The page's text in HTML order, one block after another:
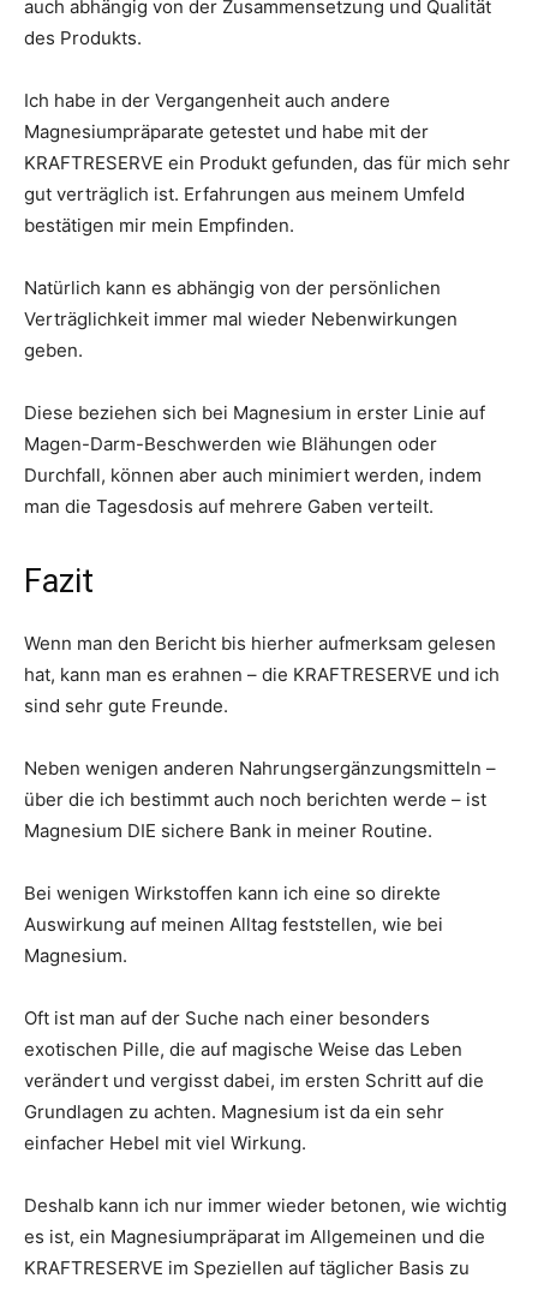
auch abhängig von der Zusammensetzung und Qualität
des Produkts.
Ich habe in der Vergangenheit auch andere
Magnesiumpräparate getestet und habe mit der
KRAFTRESERVE ein Produkt gefunden, das für mich sehr
gut verträglich ist. Erfahrungen aus meinem Umfeld
bestätigen mir mein Empfinden.
Natürlich kann es abhängig von der persönlichen
Verträglichkeit immer mal wieder Nebenwirkungen
geben.
Diese beziehen sich bei Magnesium in erster Linie auf
Magen-Darm-Beschwerden wie Blähungen oder
Durchfall, können aber auch minimiert werden, indem
man die Tagesdosis auf mehrere Gaben verteilt.
Fazit
Wenn man den Bericht bis hierher aufmerksam gelesen
hat, kann man es erahnen – die KRAFTRESERVE und ich
sind sehr gute Freunde.
Neben wenigen anderen Nahrungsergänzungsmitteln –
über die ich bestimmt auch noch berichten werde – ist
Magnesium DIE sichere Bank in meiner Routine.
Bei wenigen Wirkstoffen kann ich eine so direkte
Auswirkung auf meinen Alltag feststellen, wie bei
Magnesium.
Oft ist man auf der Suche nach einer besonders
exotischen Pille, die auf magische Weise das Leben
verändert und vergisst dabei, im ersten Schritt auf die
Grundlagen zu achten. Magnesium ist da ein sehr
einfacher Hebel mit viel Wirkung.
Deshalb kann ich nur immer wieder betonen, wie wichtig
es ist, ein Magnesiumpräparat im Allgemeinen und die
KRAFTRESERVE im Speziellen auf täglicher Basis zu